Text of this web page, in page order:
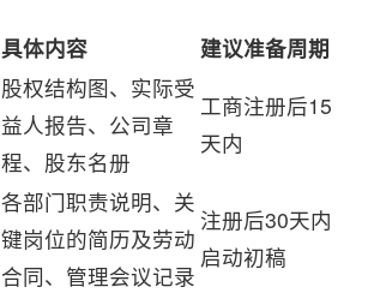
具体内容 建议准备周期
股权结构图、实际受
益人报告、公司章
程、股东名册
工商注册后15
天内
各部门职责说明、关
键岗位的简历及劳动
合同、管理会议记录
注册后30天内
启动初稿